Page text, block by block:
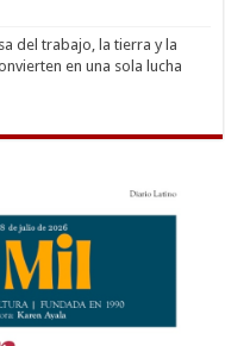
del trabajo, la tierra y la
en una sola lucha